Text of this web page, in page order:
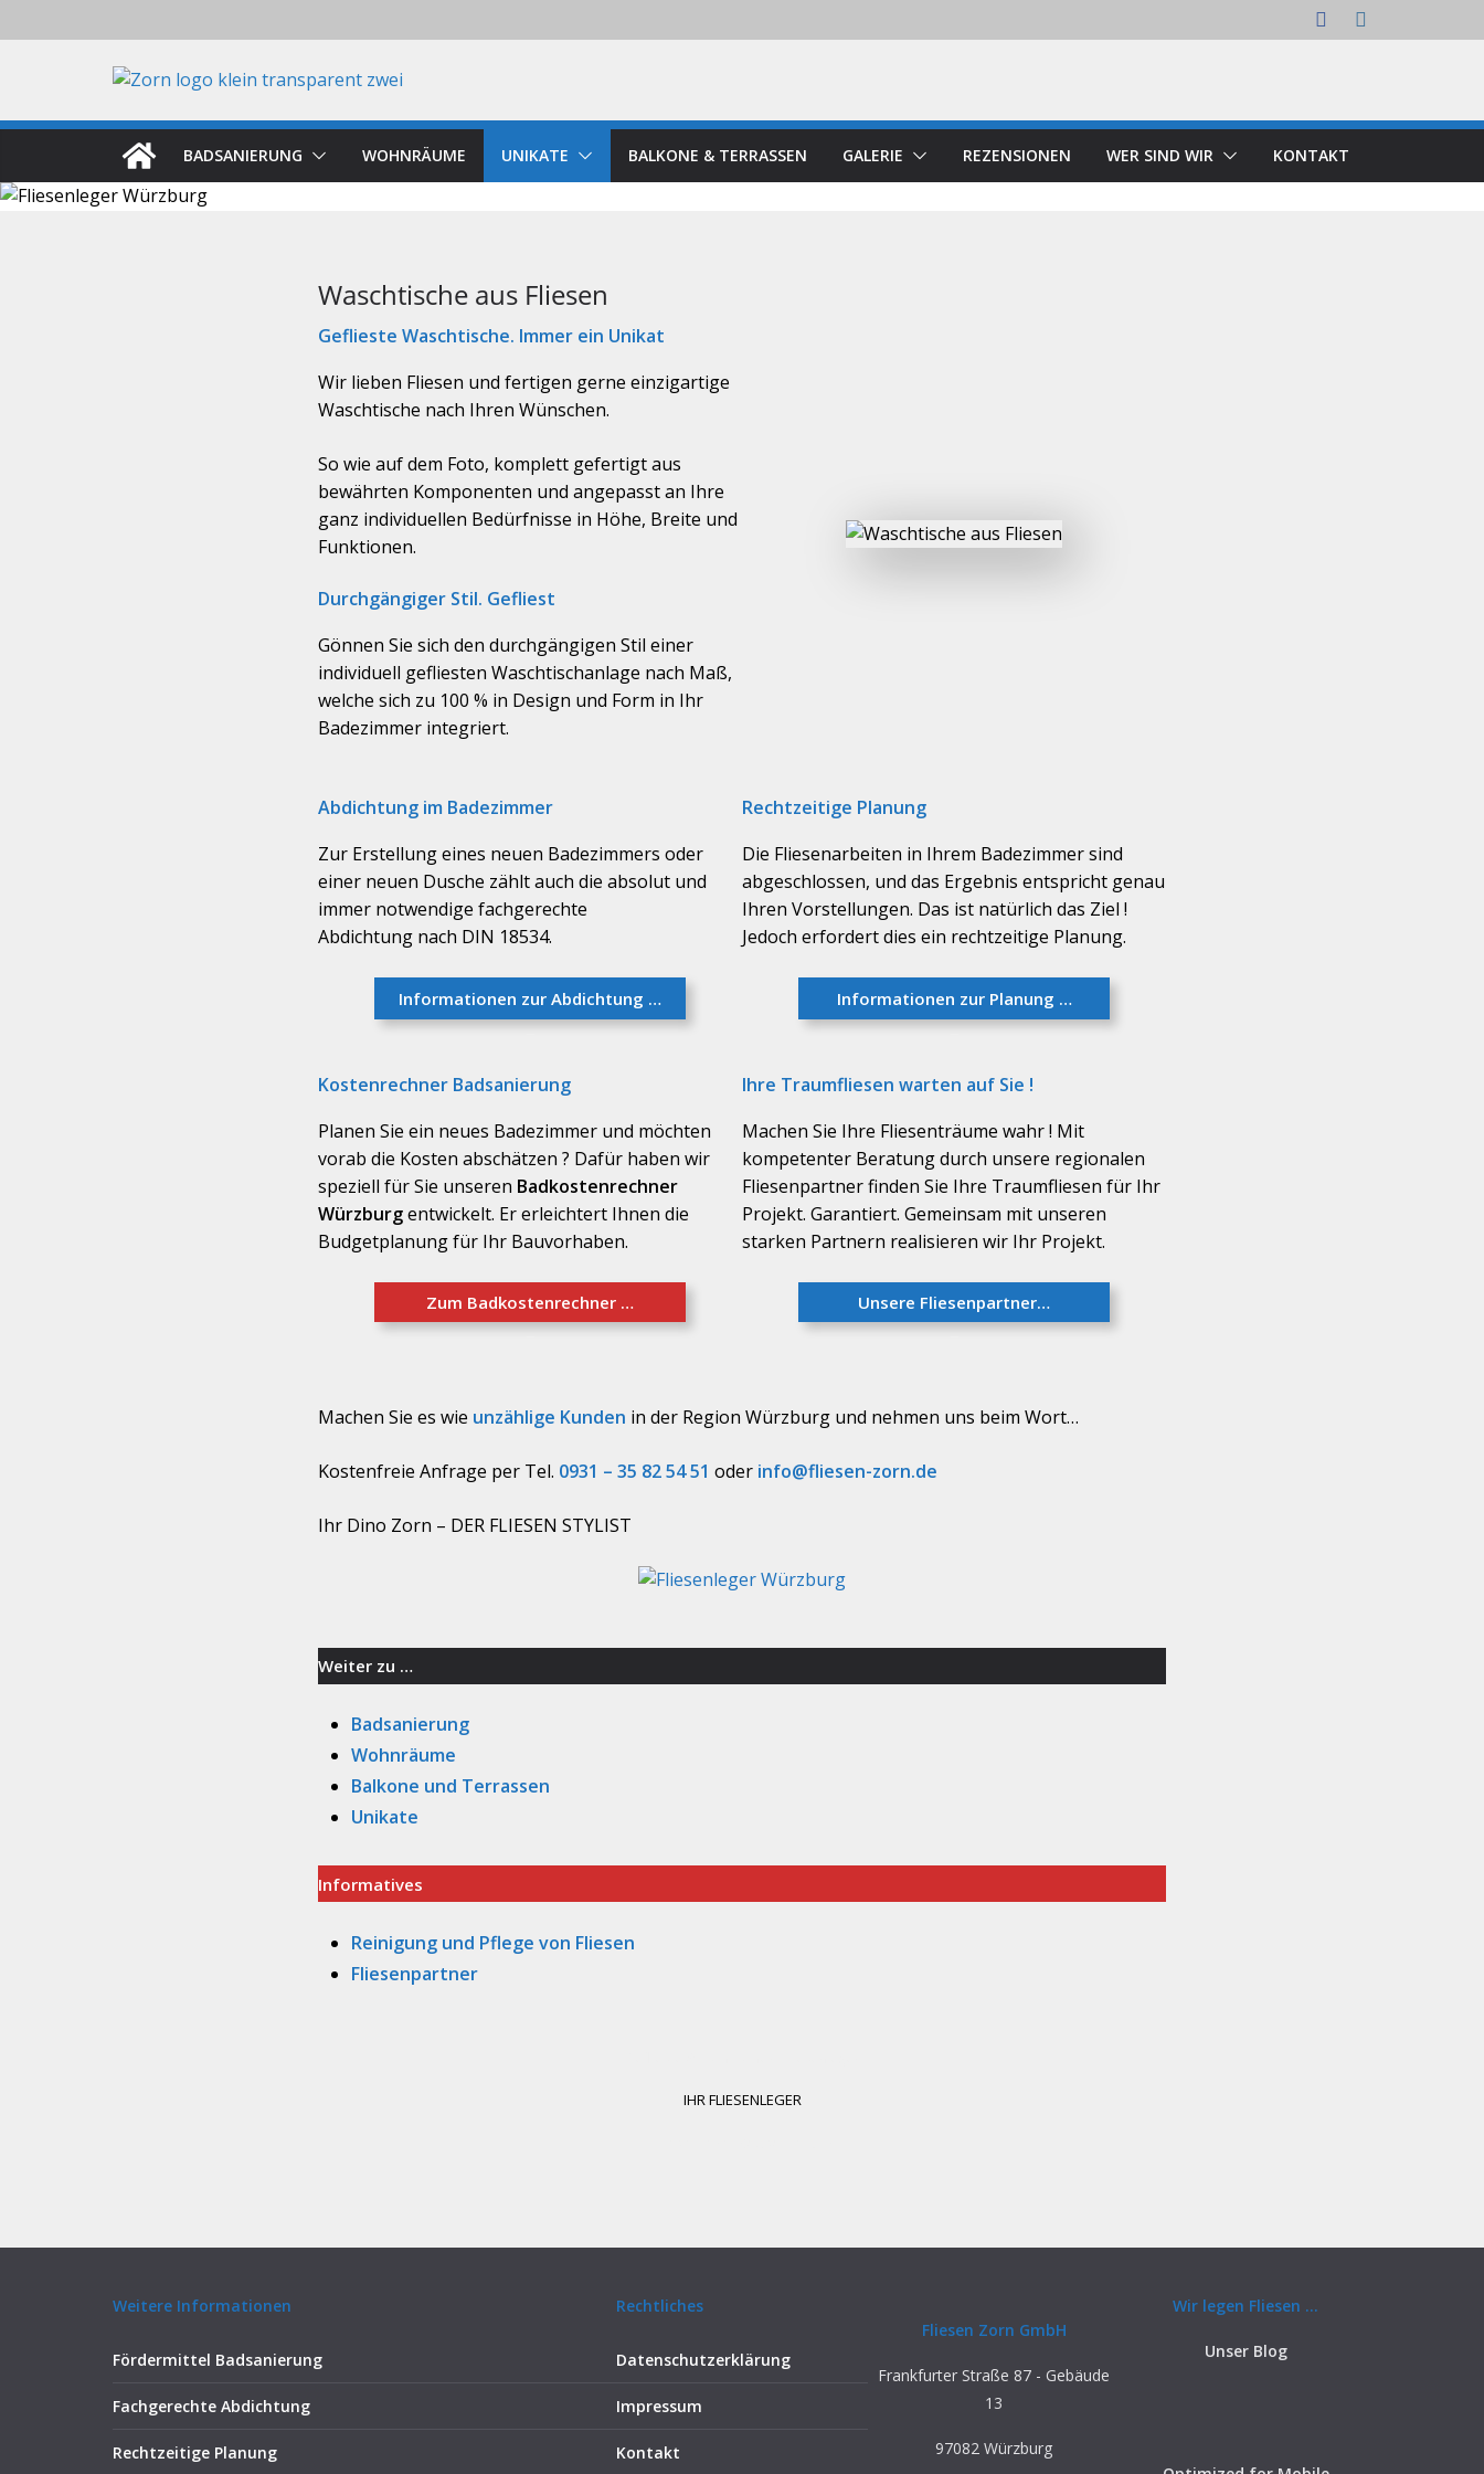
Inhalt
BADSANIERUNG WOHNRÄUME UNIKATE BALKONE & TERRASSEN GALERIE REZENSIONEN WER SIND WIR KONTAKT
Waschtische aus Fliesen
Geflieste Waschtische. Immer ein Unikat
Wir lieben Fliesen und fertigen gerne einzigartige
Waschtische nach Ihren Wünschen.
So wie auf dem Foto, komplett gefertigt aus
bewährten Komponenten und angepasst an Ihre
ganz individuellen Bedürfnisse in Höhe, Breite und
Funktionen.
Durchgängiger Stil. Gefliest
Gönnen Sie sich den durchgängigen Stil einer
individuell gefliesten Waschtischanlage nach Maß,
welche sich zu 100 % in Design und Form in Ihr
Badezimmer integriert.
Abdichtung im Badezimmer
Zur Erstellung eines neuen Badezimmers oder
einer neuen Dusche zählt auch die absolut und
immer notwendige fachgerechte
Abdichtung nach DIN 18534.
Informationen zur Abdichtung …
Rechtzeitige Planung
Die Fliesenarbeiten in Ihrem Badezimmer sind
abgeschlossen, und das Ergebnis entspricht genau
Ihren Vorstellungen. Das ist natürlich das Ziel !
Jedoch erfordert dies ein rechtzeitige Planung.
Informationen zur Planung …
–
Kostenrechner Badsanierung
Planen Sie ein neues Badezimmer und möchten
vorab die Kosten abschätzen ? Dafür haben wir
speziell für Sie unseren Badkostenrechner
Würzburgentwickelt. Er erleichtert Ihnen die
Budgetplanung für Ihr Bauvorhaben.
Zum Badkostenrechner …
–
–
Ihre Traumfliesen warten auf Sie !
Machen Sie Ihre Fliesenträume wahr ! Mit
kompetenter Beratung durch unsere regionalen
Fliesenpartner finden Sie Ihre Traumfliesen für Ihr
Projekt. Garantiert. Gemeinsam mit unseren
starken Partnern realisieren wir Ihr Projekt.
Unsere Fliesenpartner…
–
Machen Sie es wie unzählige Kunden in der Region Würzburg und nehmen uns beim Wort…
Kostenfreie Anfrage per Tel. 0931 – 35 82 54 51 oder info@fliesen-zorn.de
Ihr Dino Zorn – DER FLIESEN STYLIST
Weiter zu …
Badsanierung
Wohnräume
Balkone und Terrassen
Unikate
Informatives
Reinigung und Pflege von Fliesen
Fliesenpartner
IHR FLIESENLEGER
Weitere Informationen
Fördermittel Badsanierung
Fachgerechte Abdichtung
Rechtzeitige Planung
Rechtliches
Datenschutzerklärung
Impressum
Kontakt
Fliesen Zorn GmbH
Frankfurter Straße 87 - Gebäude
13
97082 Würzburg
Wir legen Fliesen ...
Unser Blog